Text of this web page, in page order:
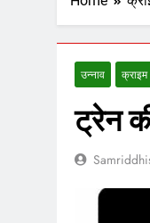
उन्नाव क्राइम
ट्रेन